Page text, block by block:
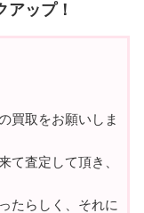
ップ！
買取をお願いしま
て査定して頂き、
たらしく、それに